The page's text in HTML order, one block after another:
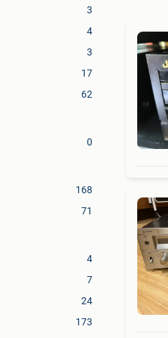
3
4
3
17
62
0
168
71
4
7
24
173